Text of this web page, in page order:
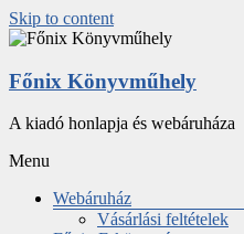
Skip to content
Főnix Könyvműhely
A kiadó honlapja és webáruháza
Menu
Webáruház
Vásárlási feltételek